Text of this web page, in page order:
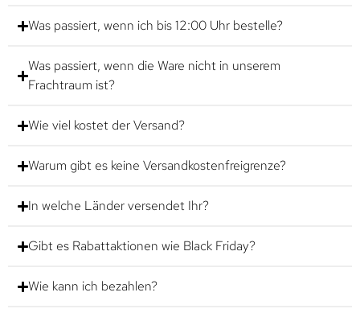
Was passiert, wenn ich bis 12:00 Uhr bestelle?
Was passiert, wenn die Ware nicht in unserem
Frachtraum ist?
Wie viel kostet der Versand?
Warum gibt es keine Versandkostenfreigrenze?
In welche Länder versendet Ihr?
Gibt es Rabattaktionen wie Black Friday?
Wie kann ich bezahlen?